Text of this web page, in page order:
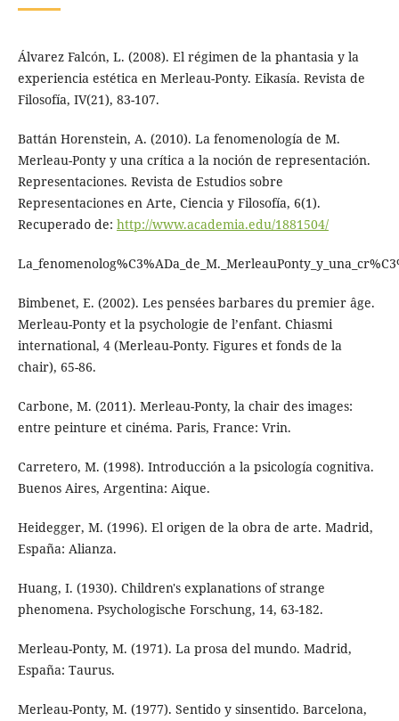
Álvarez Falcón, L. (2008). El régimen de la phantasia y la
experiencia estética en Merleau-Ponty. Eikasía. Revista de
Filosofía, IV(21), 83-107.
Battán Horenstein, A. (2010). La fenomenología de M.
Merleau-Ponty y una crítica a la noción de representación.
Representaciones. Revista de Estudios sobre
Representaciones en Arte, Ciencia y Filosofía, 6(1).
Recuperado de: http://www.academia.edu/1881504/
Bimbenet, E. (2002). Les pensées barbares du premier âge.
Merleau-Ponty et la psychologie de l’enfant. Chiasmi
international, 4 (Merleau-Ponty. Figures et fonds de la
chair), 65-86.
Carbone, M. (2011). Merleau-Ponty, la chair des images:
entre peinture et cinéma. Paris, France: Vrin.
Carretero, M. (1998). Introducción a la psicología cognitiva.
Buenos Aires, Argentina: Aique.
Heidegger, M. (1996). El origen de la obra de arte. Madrid,
España: Alianza.
Huang, I. (1930). Children's explanations of strange
phenomena. Psychologische Forschung, 14, 63-182.
Merleau-Ponty, M. (1971). La prosa del mundo. Madrid,
España: Taurus.
Merleau-Ponty, M. (1977). Sentido y sinsentido. Barcelona,